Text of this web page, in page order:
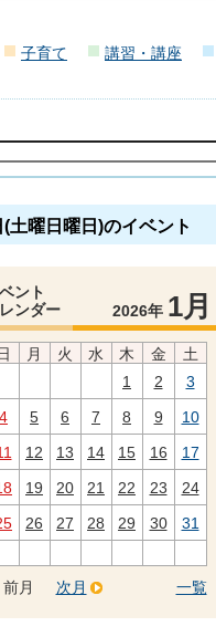
子育て 講習・講座
土曜日曜日)のイベント
ント
ンダー
2026年 1月
月 火 水 木 金
土
1
2
3
4
5 6 7 8 9
10
12 13 14 15 16
17
19 20 21 22 23
24
26 27 28 29 30 31
前月 一覧
次月